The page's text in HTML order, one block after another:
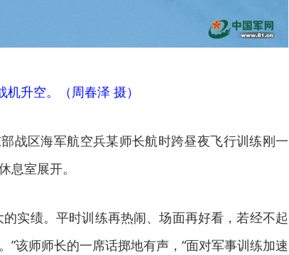
机升空。（周春泽 摄）
战区海军航空兵某师长航时跨昼夜飞行训练刚一
息室展开。
实绩。平时训练再热闹、场面再好看，若经不起
”该师师长的一席话掷地有声，“面对军事训练加速